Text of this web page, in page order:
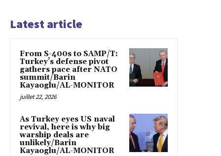
Latest article
From S-400s to SAMP/T:
Turkey’s defense pivot
gathers pace after NATO
summit/Barin
Kayaoglu/AL-MONITOR
juillet 22, 2026
As Turkey eyes US naval
revival, here is why big
warship deals are
unlikely/Barin
Kayaoglu/AL-MONITOR